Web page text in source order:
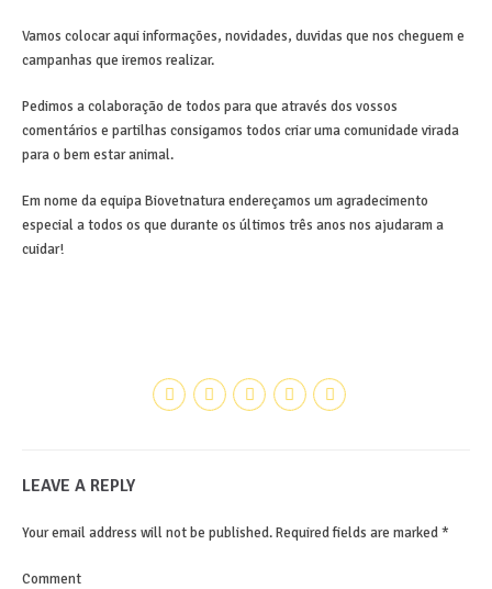
Vamos colocar aqui informações, novidades, duvidas que nos cheguem e
campanhas que iremos realizar.
Pedimos a colaboração de todos para que através dos vossos
comentários e partilhas consigamos todos criar uma comunidade virada
para o bem estar animal.
Em nome da equipa Biovetnatura endereçamos um agradecimento
especial a todos os que durante os últimos três anos nos ajudaram a
cuidar!
LEAVE A REPLY
Your email address will not be published. Required fields are marked *
Comment